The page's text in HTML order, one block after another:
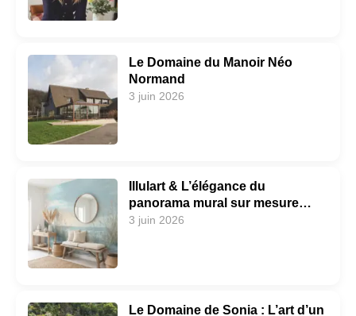
Le Domaine du Manoir Néo
Normand
3 juin 2026
Illulart & L’élégance du
panorama mural sur mesure…
3 juin 2026
Le Domaine de Sonia : L’art d’un